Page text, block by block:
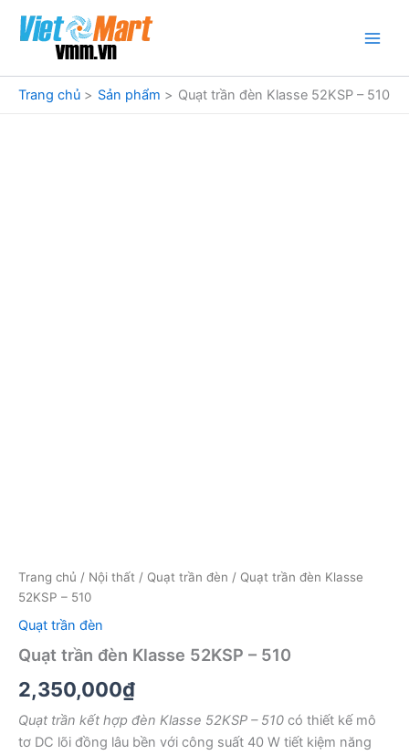
dung
Trang chủ
Sản phẩm Quạt trần đèn Klasse 52KSP – 510
Trang chủ / Nội thất / Quạt trần đèn / Quạt trần đèn Klasse
52KSP – 510
Quạt trần đèn
Quạt trần đèn Klasse 52KSP – 510
2,350,000₫
Quạt trần kết hợp đèn Klasse 52KSP – 510 có thiết kế mô
tơ DC lõi đồng lâu bền với công suất 40 W tiết kiệm năng